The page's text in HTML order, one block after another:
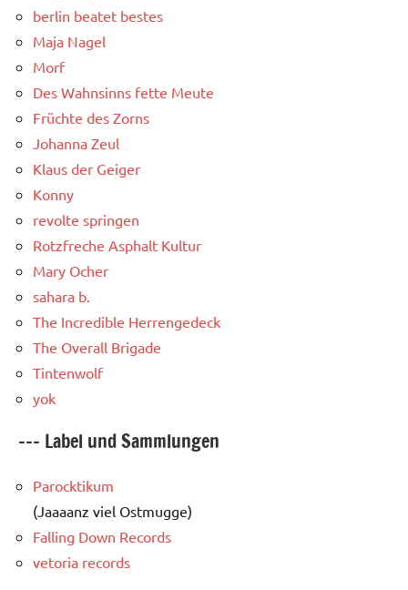
berlin beatet bestes
Maja Nagel
Morf
Des Wahnsinns fette Meute
Früchte des Zorns
Johanna Zeul
Klaus der Geiger
Konny
revolte springen
Rotzfreche Asphalt Kultur
Mary Ocher
sahara b.
The Incredible Herrengedeck
The Overall Brigade
Tintenwolf
yok
--- Label und Sammlungen
Parocktikum
(Jaaaanz viel Ostmugge)
Falling Down Records
vetoria records